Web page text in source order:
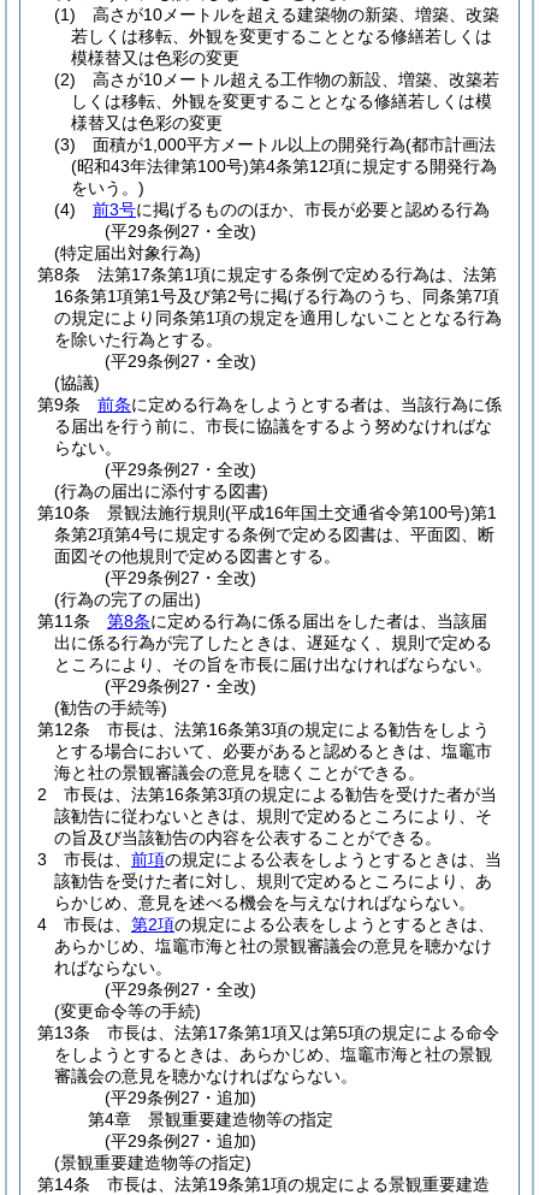
(1)
高さが10メートルを超える建築物の新築、増築、改築
若しくは移転、外観を変更することとなる修繕若しくは
模様替又は色彩の変更
(2)
高さが10メートル超える工作物の新設、増築、改築若
しくは移転、外観を変更することとなる修繕若しくは模
様替又は色彩の変更
(3)
面積が1,000平方メートル以上の開発行為(都市計画法
(昭和43年法律第100号)第4条第12項に規定する開発行為
をいう。)
(4)
前3号に掲げるもののほか、市長が必要と認める行為
(平29条例27・全改)
(特定届出対象行為)
第8条
法第17条第1項に規定する条例で定める行為は、法第
16条第1項第1号及び第2号に掲げる行為のうち、同条第7項
の規定により同条第1項の規定を適用しないこととなる行為
を除いた行為とする。
(平29条例27・全改)
(協議)
第9条
前条に定める行為をしようとする者は、当該行為に係
る届出を行う前に、市長に協議をするよう努めなければな
らない。
(平29条例27・全改)
(行為の届出に添付する図書)
第10条
景観法施行規則 (平成16年国土交通省令第100号)第1
条第2項第4号に規定する条例で定める図書は、平面図、断
面図その他規則で定める図書とする。
(平29条例27・全改)
(行為の完了の届出)
第11条
第8条に定める行為に係る届出をした者は、当該届
出に係る行為が完了したときは、遅延なく、規則で定める
ところにより、その旨を市長に届け出なければならない。
(平29条例27・全改)
(勧告の手続等)
第12条
市長は、法第16条第3項の規定による勧告をしよう
とする場合において、必要があると認めるときは、塩竈市
海と社の景観審議会の意見を聴くことができる。
2
市長は、法第16条第3項の規定による勧告を受けた者が当
該勧告に従わないときは、規則で定めるところにより、そ
の旨及び当該勧告の内容を公表することができる。
3
市長は、 前項の規定による公表をしようとするときは、当
該勧告を受けた者に対し、規則で定めるところにより、あ
らかじめ、意見を述べる機会を与えなければならない。
4
市長は、 第2項の規定による公表をしようとするときは、
あらかじめ、塩竈市海と社の景観審議会の意見を聴かなけ
ればならない。
(平29条例27・全改)
(変更命令等の手続)
第13条
市長は、法第17条第1項又は第5項の規定による命令
をしようとするときは、あらかじめ、塩竈市海と社の景観
審議会の意見を聴かなければならない。
(平29条例27・追加)
第4章
景観重要建造物等の指定
(平29条例27・追加)
(景観重要建造物等の指定)
第14条
市長は、法第19条第1項の規定による景観重要建造